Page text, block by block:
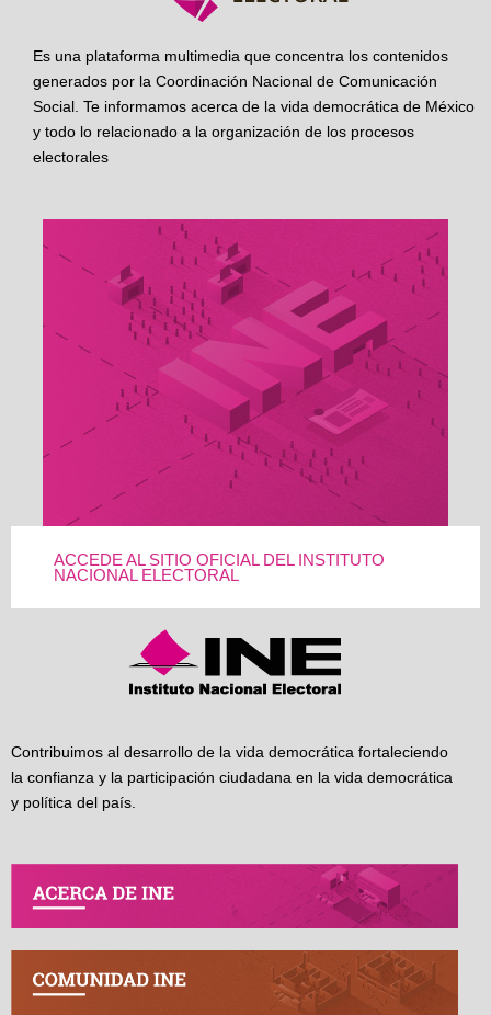
Es una plataforma multimedia que concentra los contenidos
generados por la Coordinación Nacional de Comunicación
Social. Te informamos acerca de la vida democrática de México
y todo lo relacionado a la organización de los procesos
electorales
ACCEDE AL SITIO OFICIAL DEL INSTITUTO
NACIONAL ELECTORAL
Contribuimos al desarrollo de la vida democrática fortaleciendo
la confianza y la participación ciudadana en la vida democrática
y política del país.